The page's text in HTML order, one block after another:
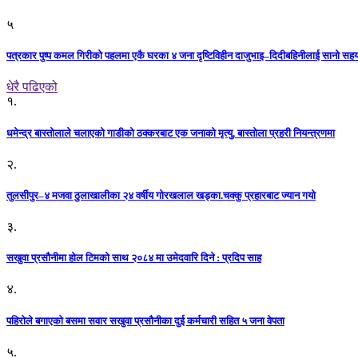
५
पत्रकार पुष्प कमल गिरीको पहलमा एकै घरका ४ जना दृष्टिविहीन दाजुभाइ–दिदीबहिनीलाई सानो
धेरै पढिएको
१.
धमेन्द्र बास्तोलाले चलाएको गाडीको ठक्करबाट एक जनाको मृत्यु, बास्तोला प्रहरी नियन्त्रणमा
२.
तुलसीपुर–४ मजवा ठुलाखालीका २४ वर्षीय गोरखलाल खड्का.चक्कु प्रहारबाट ज्यान गयो
३.
सखुवा प्रसौनीमा होल टिमको साथ २०८४ मा उमेदवारि दिने : प्रदिप साह
४.
पहिराेले बगाएकाे बसमा सवार सखुवा प्रसाैनीका दुई कर्मचारी सहित ५ जना वेपता
५.